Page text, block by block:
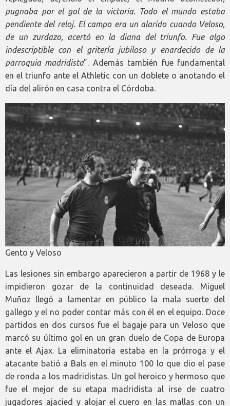
pugnaba por el gol de la victoria. Todo el mundo estaba
pendiente del reloj. El campo era un alarido cuando Veloso,
de un zurdazo, acertó en la diana del triunfo. Fue algo
indescriptible con el gritería jubiloso y enardecido de la
parroquia madridista”. Además también fue fundamental
en el triunfo ante el Athletic con un doblete o anotando el
día del alirón en casa contra el Córdoba.
Gento y Veloso
Las lesiones sin embargo aparecieron a partir de 1968 y le
impidieron gozar de la continuidad deseada. Miguel
Muñoz llegó a lamentar en público la mala suerte del
gallego y el no poder contar más con él en el equipo. Doce
partidos en dos cursos fue el bagaje para un Veloso que
marcó su último gol en un gran duelo de Copa de Europa
ante el Ajax. La eliminatoria estaba en la prórroga y el
atacante batió a Bals en el minuto 100 lo que dio el pase
de ronda a los madridistas. Un gol heroico y hermoso que
fue el mejor de su etapa madridista al irse de cuatro
jugadores ajacied y alojar el cuero en las mallas con un